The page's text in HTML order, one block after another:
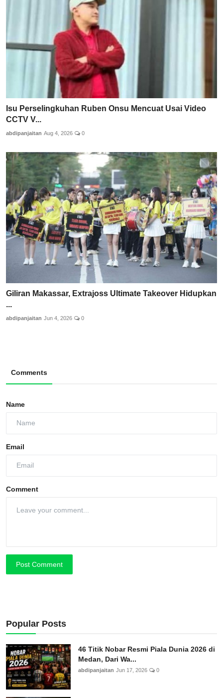
Isu Perselingkuhan Ruben Onsu Mencuat Usai Video
CCTV V...
abdipanjaitan Aug 4, 2026 0
Giliran Makassar, Extrajoss Ultimate Takeover Hidupkan
...
abdipanjaitan Jun 4, 2026 0
Comments
Name
Email
Comment
Post Comment
Popular Posts
46 Titik Nobar Resmi Piala Dunia 2026 di
Medan, Dari Wa...
abdipanjaitan Jun 17, 2026 0